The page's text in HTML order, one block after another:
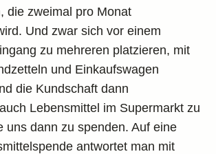
die zweimal pro Monat
Und zwar sich vor einem
zu mehreren platzieren, mit
und Einkaufswagen
die Kundschaft dann
Lebensmittel im Supermarkt zu
uns dann zu spenden. Auf eine
antwortet man mit